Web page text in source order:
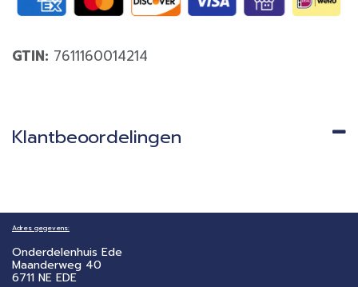
GTIN: 7611160014214
Klantbeoordelingen
Adres gegevens:
Onderdelenhuis Ede
Maanderweg 40
6711 NE EDE